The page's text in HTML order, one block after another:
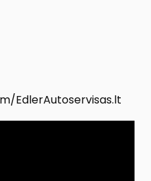
EdlerAutoservisas.lt